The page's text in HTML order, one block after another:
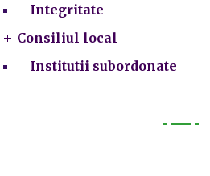
Integritate
Consiliul local
Institutii subordonate